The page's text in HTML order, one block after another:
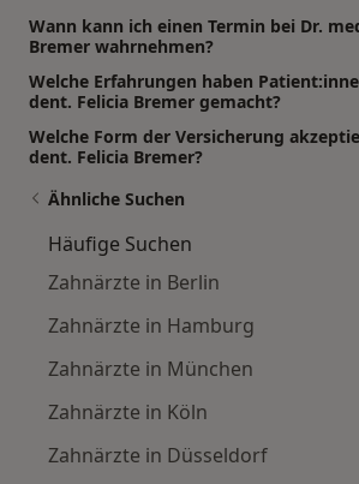
Wann kann ich einen Termin bei Dr.
Bremer wahrnehmen?
Welche Erfahrungen haben
dent. Felicia Bremer gemacht?
Welche Form der Versicherung
dent. Felicia Bremer?
Ähnliche Suchen
Häufige Suchen
Zahnärzte in Berlin
Zahnärzte in Hamburg
Zahnärzte in München
Zahnärzte in Köln
Zahnärzte in Düsseldorf